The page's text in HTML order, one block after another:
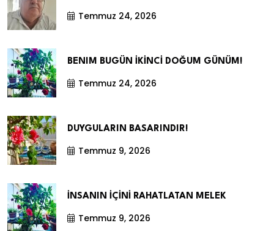
Temmuz 24, 2026
BENIM BUGÜN İKİNCİ DOĞUM GÜNÜM!
Temmuz 24, 2026
DUYGULARIN BASARINDIR!
Temmuz 9, 2026
İNSANIN İÇİNİ RAHATLATAN MELEK
Temmuz 9, 2026